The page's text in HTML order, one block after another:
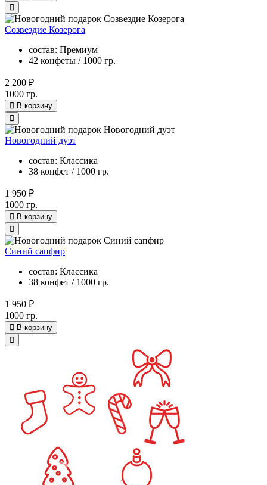
Созвездие Козерога
состав: Премиум
42 конфеты / 1000 гр.
2 200 ₽
1000 гр.
В корзину
Новогодний дуэт
состав: Классика
38 конфет / 1000 гр.
1 950 ₽
1000 гр.
В корзину
Синий сапфир
состав: Классика
38 конфет / 1000 гр.
1 950 ₽
1000 гр.
В корзину